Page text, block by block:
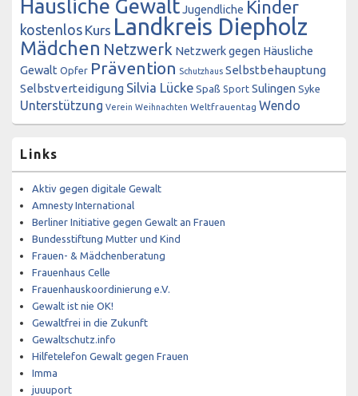
Häusliche GewaltJugendliche Kinder
kostenlos Kurs Landkreis Diepholz
Mädchen Netzwerk Netzwerk gegen Häusliche
Gewalt Opfer Prävention Schutzhaus Selbstbehauptung
Selbstverteidigung Silvia Lücke Spaß Sport Sulingen Syke
Unterstützung Verein Weihnachten Weltfrauentag Wendo
Links
Aktiv gegen digitale Gewalt
Amnesty International
Berliner Initiative gegen Gewalt an Frauen
Bundesstiftung Mutter und Kind
Frauen- & Mädchenberatung
Frauenhaus Celle
Frauenhauskoordinierung e.V.
Gewalt ist nie OK!
Gewaltfrei in die Zukunft
Gewaltschutz.info
Hilfetelefon Gewalt gegen Frauen
Imma
juuuport